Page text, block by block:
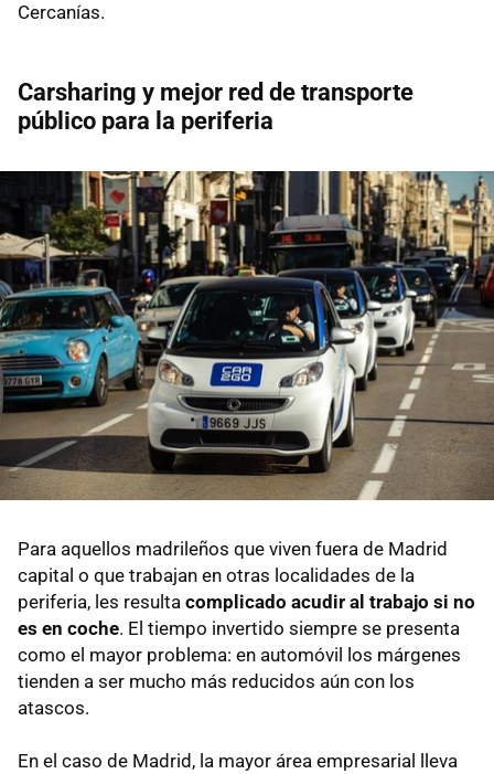
Cercanías.
Carsharing y mejor red de transporte
público para la periferia
Para aquellos madrileños que viven fuera de Madrid
capital o que trabajan en otras localidades de la
periferia, les resulta complicado acudir al trabajo si no
es en coche. El tiempo invertido siempre se presenta
como el mayor problema: en automóvil los márgenes
tienden a ser mucho más reducidos aún con los
atascos.
En el caso de Madrid, la mayor área empresarial lleva